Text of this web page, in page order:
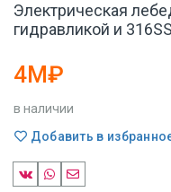
Электрическая
гидравликой и
4M₽
в наличии
Добавить в